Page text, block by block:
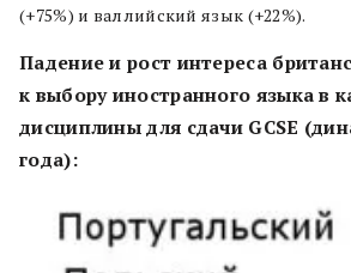
(+75%) и валлийский язык (+22%).
Падение и рост интереса
к выбору иностранного языка в
дисциплины для сдачи GCSE
года):